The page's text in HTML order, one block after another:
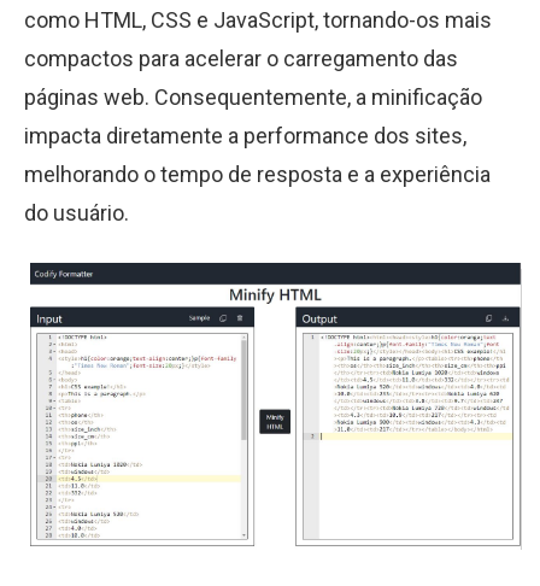
como HTML, CSS e JavaScript, tornando-os mais
compactos para acelerar o carregamento das
páginas web. Consequentemente, a minificação
impacta diretamente a performance dos sites,
melhorando o tempo de resposta e a experiência
do usuário.